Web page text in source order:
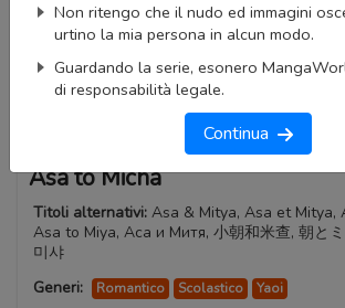
Non ritengo che il nudo ed immagini
urtino la mia persona in alcun modo.
Guardando la serie, esonero
di responsabilità legale.
Continua
Asa to Micha
Titoli alternativi: Asa & Mitya, Asa et Mitya,
Asa to Miya, Аса и Митя, 小朝和米查, 朝と
미샤
Generi:
Romantico Scolastico Yaoi